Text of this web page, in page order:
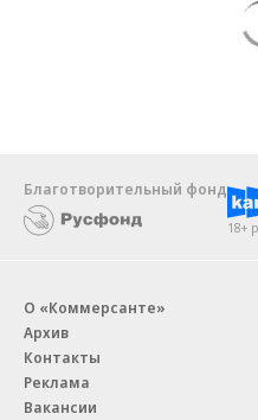
Благотворительный фонд
18+
О «Коммерсанте»
Архив
Контакты
Реклама
Вакансии